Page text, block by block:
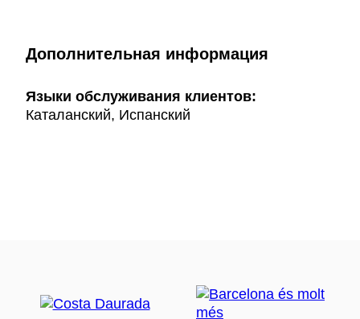
Дополнительная информация
Языки обслуживания клиентов:
Каталанский, Испанский